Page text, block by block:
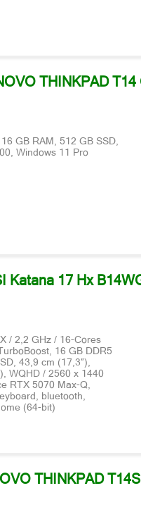
THINKPAD T14
GB RAM, 512 GB SSD,
Windows 11 Pro
Katana 17 Hx
/ 2,2 GHz / 16-Cores
16 GB DDR5
43,9 cm (17,3″),
WQHD / 2560 x 1440
RTX 5070 Max-Q,
bluetooth,
(64-bit)
THINKPAD